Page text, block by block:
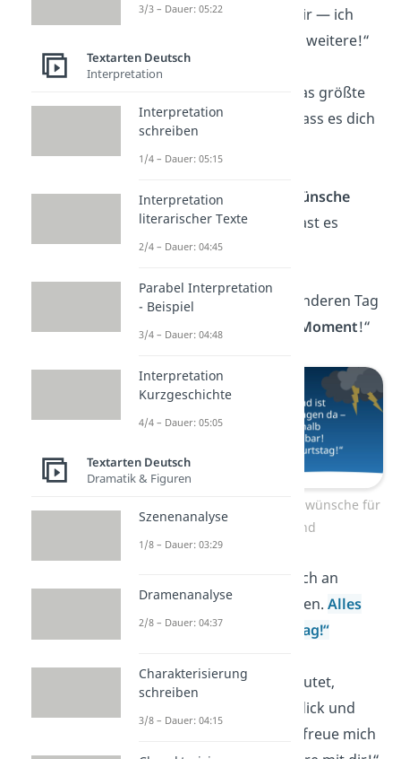
Erinnerungen
mit dir — ich
freue mich auf viele weitere!“
ist das größte
Geschenk. Schön, dass es dich
„Mögen all deine
Wünsche
wahr werden. Du hast es
verdient!“
„Feiere diesen besonderen Tag
und genieße jeden
Moment!“
Herzliche Geburtstagswünsche für
einen Freund
, dich an
meiner Seite zu haben. Alles
Gute zum Geburtstag!“
„Freundschaft bedeutet,
durch dick und
dünn zu gehen. Ich freue mich
3/3 – Dauer: 05:22
Textarten Deutsch
Interpretation
Interpretation
schreiben
1/4 – Dauer: 05:15
Interpretation
literarischer Texte
2/4 – Dauer: 04:45
Parabel Interpretation
- Beispiel
3/4 – Dauer: 04:48
Interpretation
Kurzgeschichte
4/4 – Dauer: 05:05
Textarten Deutsch
Dramatik & Figuren
Szenenanalyse
1/8 – Dauer: 03:29
Dramenanalyse
2/8 – Dauer: 04:37
Charakterisierung
schreiben
3/8 – Dauer: 04:15